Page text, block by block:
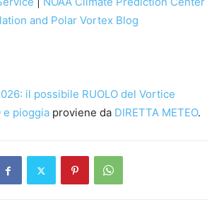
and Polar Vortex Blog
il possibile RUOLO del Vortice
e pioggia proviene da DIRETTA METEO.